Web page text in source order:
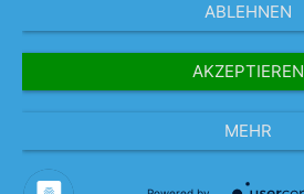
ABLEHNEN
AKZEPTIEREN
MEHR